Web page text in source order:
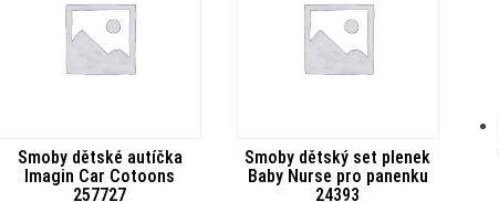
Smoby dětské autíčka
Imagin Car Cotoons
257727
Smoby dětský set plenek
Baby Nurse pro panenku
24393